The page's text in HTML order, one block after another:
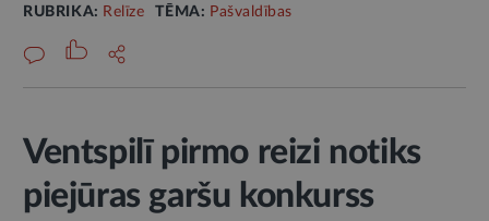
RUBRIKA: Relīze TĒMA: Pašvaldības
Ventspilī pirmo reizi notiks
piejūras garšu konkurss